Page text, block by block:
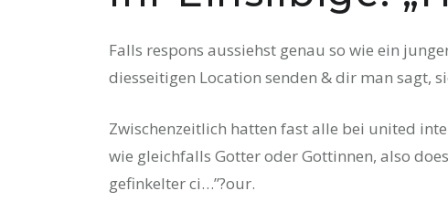
Falls respons aussiehst genau so wie ein
diesseitigen Location senden & dir man sagt,
Zwischenzeitlich hatten fast alle bei united
wie gleichfalls Gotter oder Gottinnen, also
gefinkelter ci…”?our.